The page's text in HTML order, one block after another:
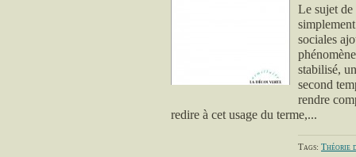
Le sujet de
sociales
stabilisé,
second
rendre
redire à cet usage du terme,...
Tags: Théorie